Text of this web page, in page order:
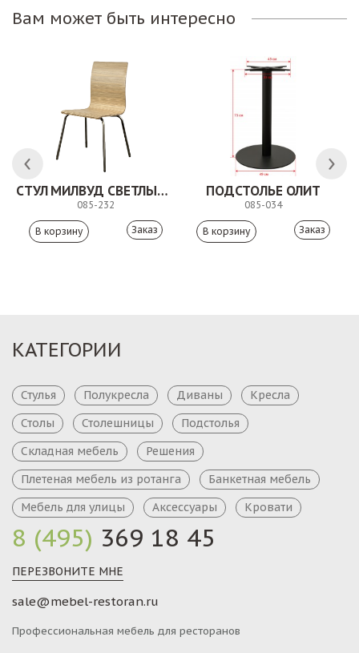
Вам может быть интересно
СТУЛ МИЛВУД СВЕТЛЫЙ ШЕЛК
085-232
Заказ
ПОДСТОЛЬЕ ОЛИТ
085-034
Заказ
8 (495) 369 18 45
ПЕРЕЗВОНИТЕ МНЕ
sale@mebel-restoran.ru
Профессиональная мебель для ресторанов
КАТЕГОРИИ
Стулья Полукресла Диваны
Кресла
Столы
Столешницы
Подстолья
Складная мебель
Решения
Плетеная мебель из ротанга
Банкетная мебель
Мебель для улицы
Аксессуары Кровати